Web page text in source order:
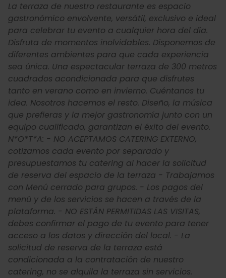
La terraza de nuestro restaurante es espacio
gastronómico envolvente, versátil, exclusivo e ideal
para celebrar tu evento a cualquier hora del día.
Disfruta de momentos inolvidables. Disponemos de
diferentes ambientes para que cada experiencia
sea única. Una espectacular terraza de 300 metros
cuadrados acondicionada para que disfrutes
tanto en verano como en invierno. Cuéntanos tu
idea. Nosotros hacemos el resto. Diseño, la música
que prefieras y la mejor gastronomía junto con un
equipo cualificado, garantizan el éxito del evento.
N*O*T*A: - NO ACEPTAMOS CATERING EXTERNO,
cotizamos cada evento por separado y
presupuestamos tu catering al hacer la solicitud
de reserva del espacio de la terraza - Trabajamos
con Menú cerrado para grupos. - Los pagos del
menú y de los servicios se hacen a través de la
plataforma. - NO ESTÁN PERMITIDAS LAS VISITAS,
debes confirmar el pago de tu evento para tener
acceso a los datos y dirección del local. - La
solicitud de reserva de la terraza está
condicionada a la contratación de nuestro
catering, no se alquila la terraza sin servicios.